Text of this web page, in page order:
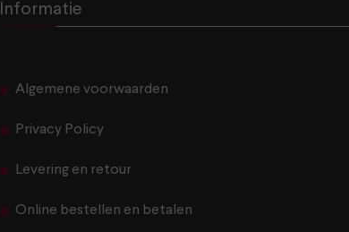
Informatie
Algemene voorwaarden
Privacy Policy
Levering en retour
Online bestellen en betalen